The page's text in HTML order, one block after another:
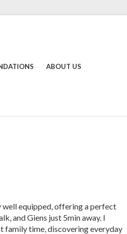
ABOUT US
well equipped, offering a perfect
and Giens just 5min away. I
family time, discovering everyday